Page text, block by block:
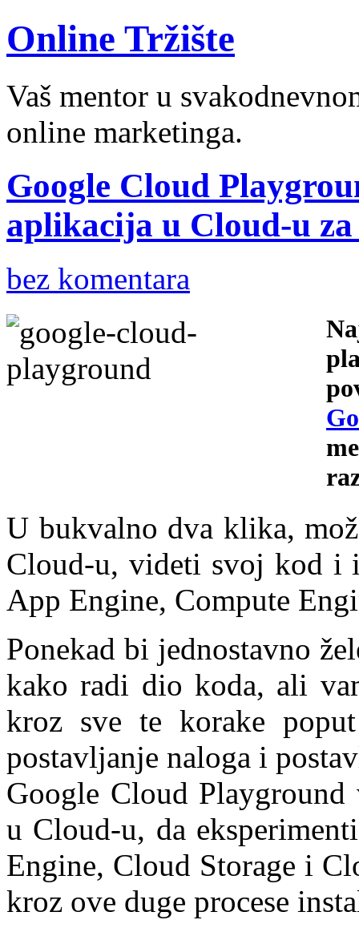
Online Tržište
Vaš mentor u
online marketinga.
Google Cloud
aplikacija u Cloud-u
bez komentara
U bukvalno dva klika,
Cloud-u, videti svoj kod i
App Engine, Compute
Ponekad bi jednostavno
kako radi dio koda, ali
kroz sve te korake
postavljanje naloga i
Google Cloud Playground
u Cloud-u, da
Engine, Cloud Storage i
kroz ove duge procese